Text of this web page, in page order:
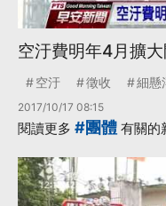
空汙費明年4月擴
空汙 徵收 細懸
2017/10/17 08:15
閱讀更多 #團體 有關的